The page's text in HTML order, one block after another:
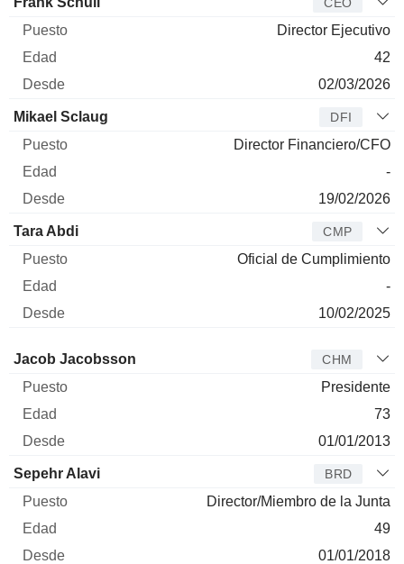
Director Ejecutivo
42
02/03/2026
Mikael Sclaug DFI
Director Financiero/CFO
-
19/02/2026
Tara Abdi CMP
Oficial de Cumplimiento
-
10/02/2025
Administrador Puesto
Jacob Jacobsson CHM
Presidente
73
01/01/2013
Sepehr Alavi BRD
Director/Miembro de la Junta
49
01/01/2018